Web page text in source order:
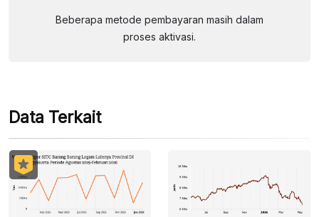
Beberapa metode pembayaran masih dalam
proses aktivasi.
Data Terkait